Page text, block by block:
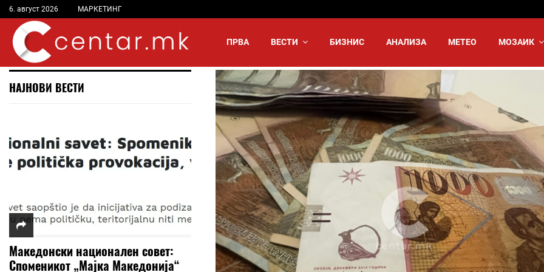
6. август 2026 МАРКЕТИНГ
ПРВА ВЕСТИ БИЗНИС АНАЛИЗА МЕТЕО МОЗАИК
НАЈНОВИ ВЕСТИ
Македонски национален совет:
Споменикот „Мајка Македонија“